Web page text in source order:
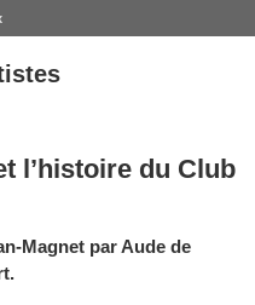
l’histoire du Club
Magnet par Aude de